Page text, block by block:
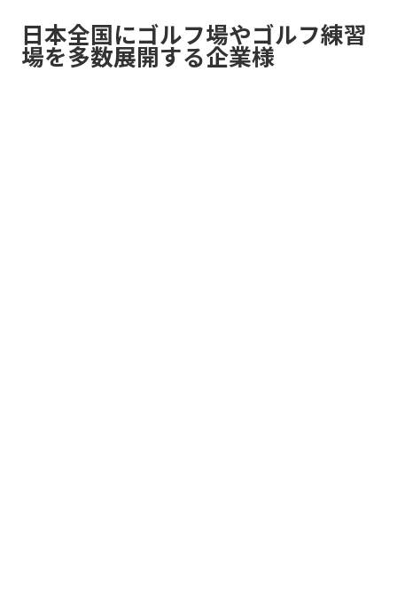
日本全国にゴルフ場やゴルフ練習
場を多数展開する企業様